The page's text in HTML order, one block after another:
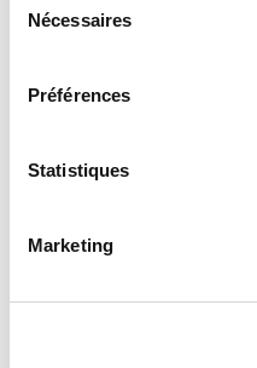
Nécessaires
Préférences
Statistiques
Marketing